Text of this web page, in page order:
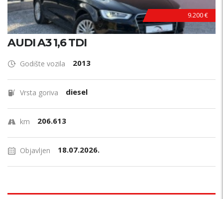
9.200 €
AUDI A3 1,6 TDI
Godište vozila 2013
Vrsta goriva diesel
km 206.613
Objavljen 18.07.2026.